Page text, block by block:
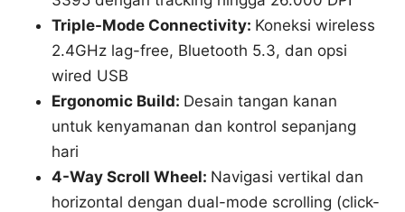
Triple-Mode Connectivity: Koneksi wireless
2.4GHz lag-free, Bluetooth 5.3, dan opsi
wired USB
Ergonomic Build: Desain tangan kanan
untuk kenyamanan dan kontrol sepanjang
hari
4-Way Scroll Wheel: Navigasi vertikal dan
horizontal dengan dual-mode scrolling (click-